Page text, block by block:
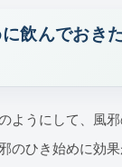
ようにして、風
のひき始めに効